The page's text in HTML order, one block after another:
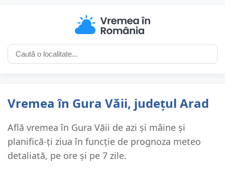
Vremea în Gura Văii, județul Arad
Află vremea în Gura Văii de azi și mâine și
planifică-ți ziua în funcție de prognoza meteo
detaliată, pe ore și pe 7 zile.